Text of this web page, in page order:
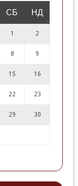
СБ НД
1 2
8 9
15 16
22 23
29 30